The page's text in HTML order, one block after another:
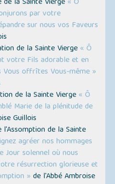
par votre
sur nous vos Faveurs
de la Sainte Vierge « Ô
votre Fils adorable et en
Vous offrîtes Vous-même »
de la Sainte Vierge « Ô
Marie de la plénitude de
Guillois
de la Sainte
agréer nos hommages
Jour solennel où nous
résurrection glorieuse et
» de l'Abbé Ambroise